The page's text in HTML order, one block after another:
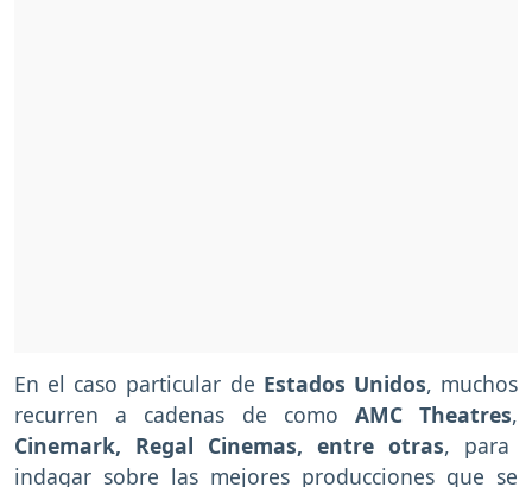
En el caso particular de Estados Unidos, muchos
recurren a cadenas de como AMC Theatres,
Cinemark, Regal Cinemas, entre otras, para
indagar sobre las mejores producciones que se